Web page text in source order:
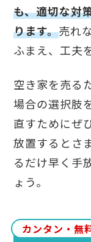
も、適切な対
ります。売れ
ふまえ、工夫
空き家を売る
場合の選択肢
直すためにぜ
放置するとさ
るだけ早く手
ょう。
カンタン・無